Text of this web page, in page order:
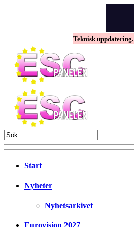
Teknisk uppdatering.
Start
Nyheter
Nyhetsarkivet
Eurovision 2027